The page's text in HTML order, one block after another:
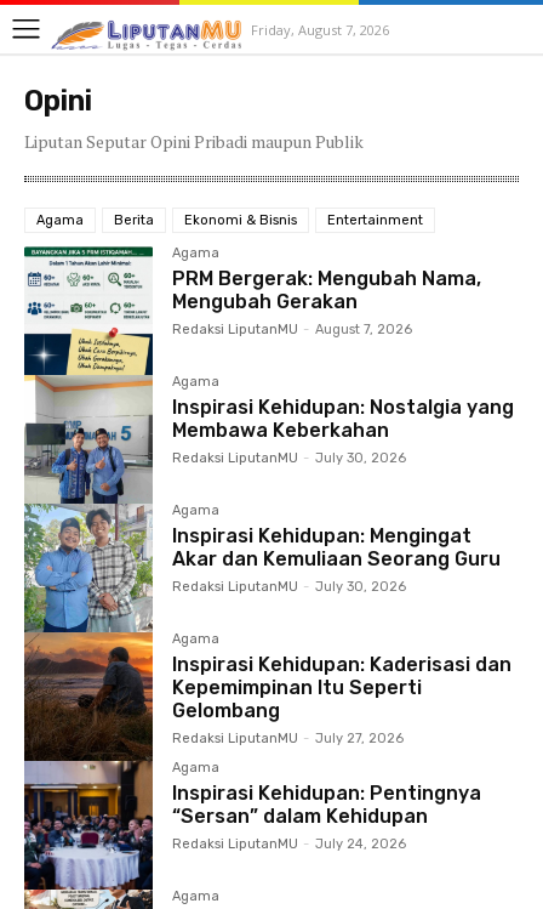
Friday, August 7, 2026
Opini
Liputan Seputar Opini Pribadi maupun Publik
Agama Berita Ekonomi & Bisnis Entertainment
Agama
PRM Bergerak: Mengubah Nama,
Mengubah Gerakan
Redaksi LiputanMU - August 7, 2026
Agama
Inspirasi Kehidupan: Nostalgia yang
Membawa Keberkahan
Redaksi LiputanMU - July 30, 2026
Agama
Inspirasi Kehidupan: Mengingat
Akar dan Kemuliaan Seorang Guru
Redaksi LiputanMU - July 30, 2026
Agama
Inspirasi Kehidupan: Kaderisasi dan
Kepemimpinan Itu Seperti
Gelombang
Redaksi LiputanMU - July 27, 2026
Agama
Inspirasi Kehidupan: Pentingnya
“Sersan” dalam Kehidupan
Redaksi LiputanMU - July 24, 2026
Agama